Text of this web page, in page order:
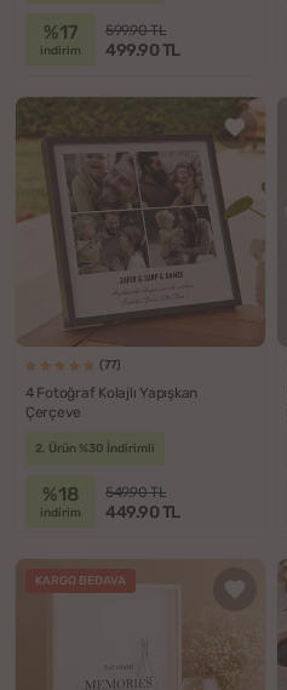
%17
indirim
599.90 TL
499.90 TL
(77)
4 Fotoğraf Kolajlı Yapışkan
Çerçeve
2. Ürün %30 İndirimli
%18
indirim
549.90 TL
449.90 TL
KARGO BEDAVA